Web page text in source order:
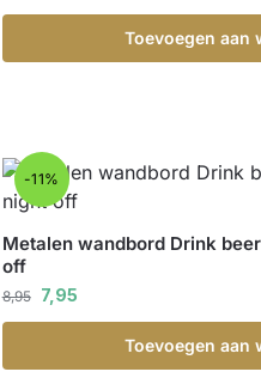
Toevoegen aan
-11%
Metalen wandbord Drink
off
8,95 7,95
Toevoegen aan